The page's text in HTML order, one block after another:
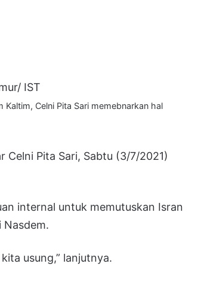
IST
Celni Pita Sari memebnarkan hal
Celni Pita Sari, Sabtu (3/7/2021)
internal untuk memutuskan Isran
Nasdem.
usung,” lanjutnya.